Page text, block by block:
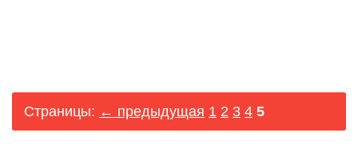
Страницы: ← предыдущая 1 2 3 4 5